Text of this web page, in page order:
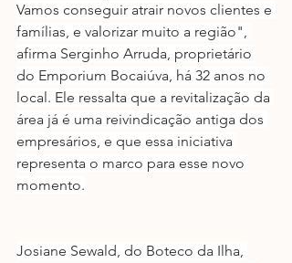
Vamos conseguir atrair novos clientes e
famílias, e valorizar muito a região",
afirma Serginho Arruda, proprietário
do Emporium Bocaiúva, há 32 anos no
local. Ele ressalta que a revitalização da
área já é uma reivindicação antiga dos
empresários, e que essa iniciativa
representa o marco para esse novo
momento.
Josiane Sewald, do Boteco da Ilha,